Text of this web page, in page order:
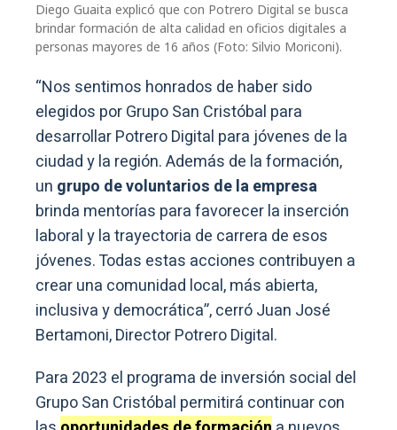
Diego Guaita explicó que con Potrero Digital se busca
brindar formación de alta calidad en oficios digitales a
personas mayores de 16 años (Foto: Silvio Moriconi).
“Nos sentimos honrados de haber sido
elegidos por Grupo San Cristóbal para
desarrollar Potrero Digital para jóvenes de la
ciudad y la región. Además de la formación,
un grupo de voluntarios de la empresa
brinda mentorías para favorecer la inserción
laboral y la trayectoria de carrera de esos
jóvenes. Todas estas acciones contribuyen a
crear una comunidad local, más abierta,
inclusiva y democrática”, cerró Juan José
Bertamoni, Director Potrero Digital.
Para 2023 el programa de inversión social del
Grupo San Cristóbal permitirá continuar con